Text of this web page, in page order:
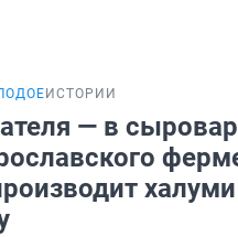
ИСТОРИИ
— в